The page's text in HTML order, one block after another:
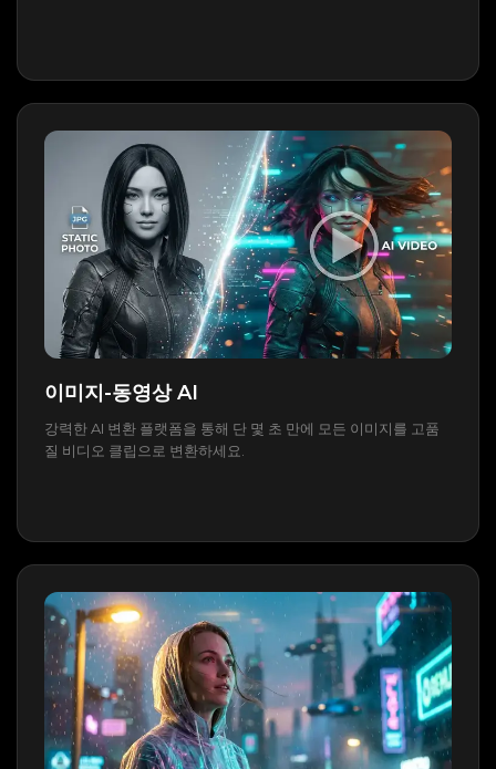
이미지-동영상 AI
강력한 AI 변환 플랫폼을 통해 단 몇 초 만에 모든 이미지를 고품
질 비디오 클립으로 변환하세요.